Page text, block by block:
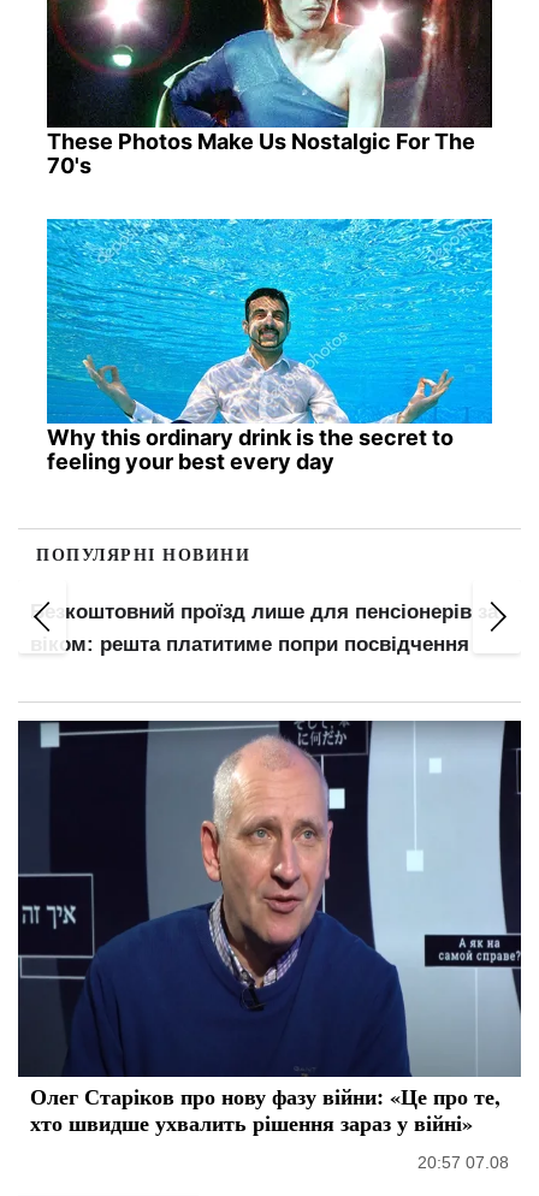
These Photos Make Us Nostalgic For The
70's
Why this ordinary drink is the secret to
feeling your best every day
ПОПУЛЯРНІ НОВИНИ
за
війни та чому окупанти зазіхають на її
Ялті
Олег Старіков про нову фазу війни: «Це про те,
хто швидше ухвалить рішення зараз у війні»
20:57 07.08